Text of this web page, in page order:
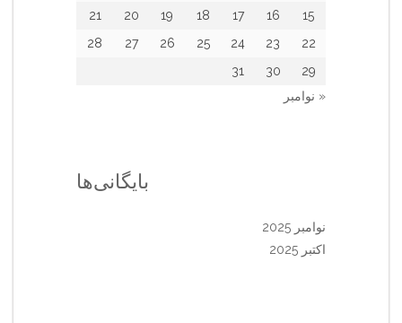
15
16
17
18
19
20
21
22
23
24
25
26
27
28
29
30
31
« نوامبر
بایگانی‌ها
نوامبر 2025
اکتبر 2025